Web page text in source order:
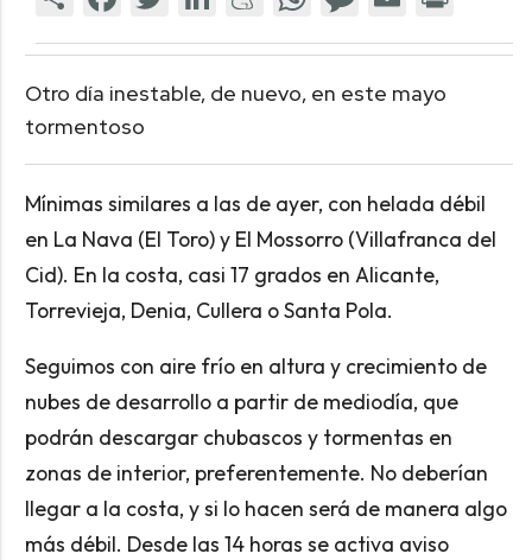
Otro día inestable, de nuevo, en este mayo
tormentoso
Mínimas similares a las de ayer, con helada débil
en La Nava (El Toro) y El Mossorro (Villafranca del
Cid). En la costa, casi 17 grados en Alicante,
Torrevieja, Denia, Cullera o Santa Pola.
Seguimos con aire frío en altura y crecimiento de
nubes de desarrollo a partir de mediodía, que
podrán descargar chubascos y tormentas en
zonas de interior, preferentemente. No deberían
llegar a la costa, y si lo hacen será de manera algo
más débil. Desde las 14 horas se activa aviso